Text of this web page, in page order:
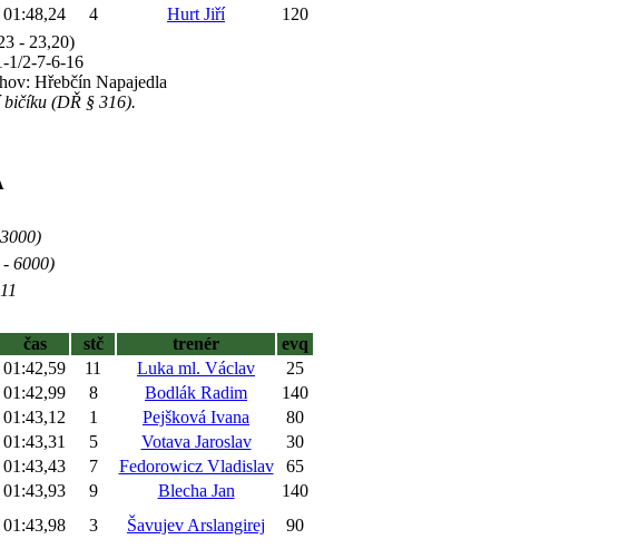
01:48,24 4 Hurt Jiří
120
- 23,20)
1/2-7-6-16
Hřebčín Napajedla
bičíku (DŘ § 316).
6000)
čas stč trenér
evq
01:42,59 11 Luka ml. Václav
25
01:42,99 8 Bodlák Radim
140
01:43,12 1 Pejšková Ivana
80
01:43,31 5 Votava Jaroslav
30
01:43,43 7 Fedorowicz Vladislav
65
01:43,93 9 Blecha Jan
140
01:43,98 3 Šavujev Arslangirej
90